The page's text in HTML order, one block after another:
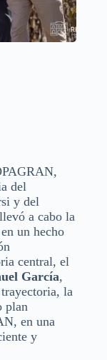
del
y del
a cabo la
un hecho
central, el
García,
la
plan
en una
y